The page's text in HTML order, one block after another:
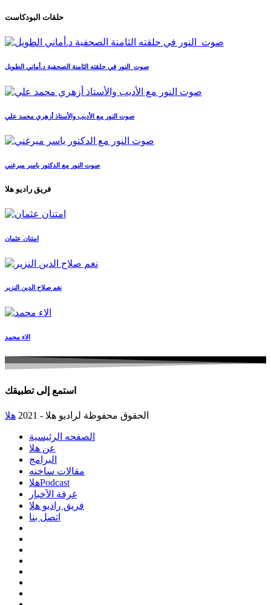
حلقات البودكاست
صوت_النور في حلقته الثامنة الصحفية د.أماني الطويل
صوت النور مع الأديب والأستاذ أزهري محمد علي
صوت النور مع الدكتور ياسر ميرغني
فريق راديو هلا
امتنان عثمان
نغم صلاح الدين النزير
الاء محمد
استمع إلى تطبيقك
الحقوق محفوظة لراديو هلا - 2021 هلا
الصفحه الرئيسية
عن هلا
البرامج
مقالات ساخنه
هلاPodcast
غرفة الآخبار
فريق راديو هلا
اتصل بنا